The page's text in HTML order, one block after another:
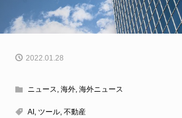
2022.01.28
ニュース, 海外, 海外ニュース
AI , ツール, 不動産